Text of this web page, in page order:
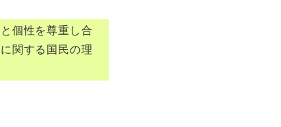
個性を尊重し合
関する国民の理